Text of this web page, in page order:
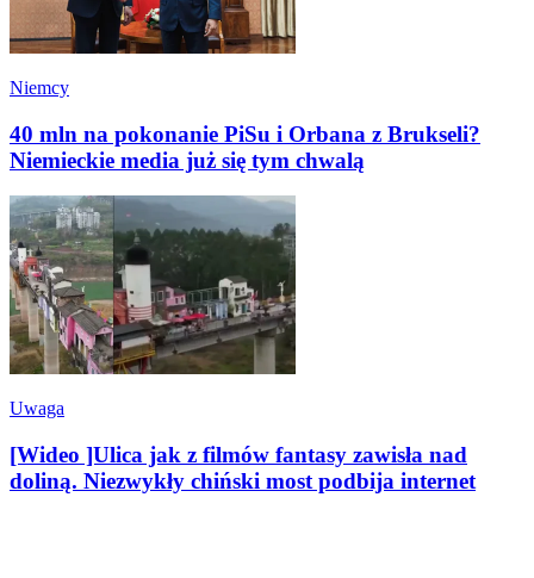
Niemcy
40 mln na pokonanie PiSu i Orbana z Brukseli?
Niemieckie media już się tym chwalą
Uwaga
[Wideo ]Ulica jak z filmów fantasy zawisła nad
doliną. Niezwykły chiński most podbija internet